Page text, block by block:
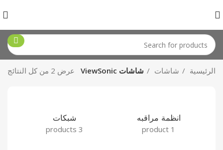
الرئيسية شاشات شاشات ViewSonic عرض ⁦2⁩ من كل النتائج
انظمة مراقبه
1 product
شبكات
3 products